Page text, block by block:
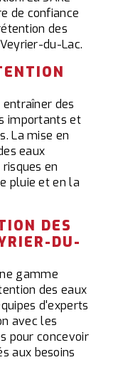
de confiance
des
du-Lac.
des
importants et
La mise en
eaux
en
pluie et en la
DES
DU-
gamme
des eaux
d'experts
avec les
pour concevoir
aux besoins